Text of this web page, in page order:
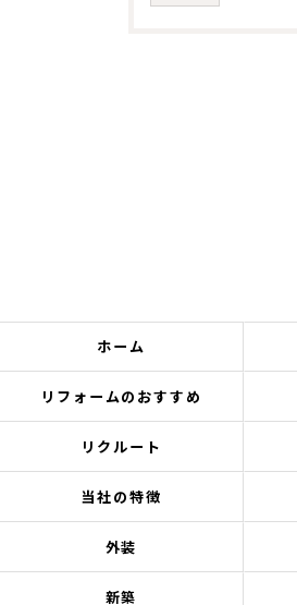
ホーム
リフォームのおすすめ
リクルート
当社の特徴
外装
新築